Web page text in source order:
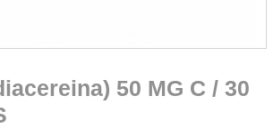
50 MG C / 30